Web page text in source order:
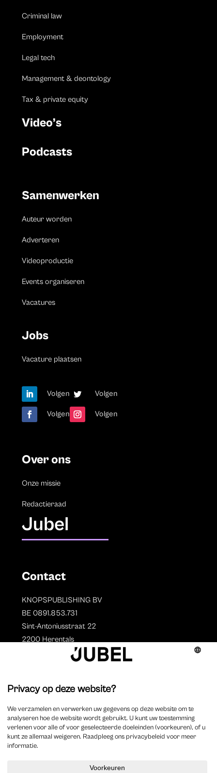
Criminal law
Employment
Legal tech
Management & deontology
Tax & private equity
Video’s
Podcasts
Samenwerken
Auteur worden
Adverteren
Videoproductie
Events organiseren
Vacatures
Jobs
Vacature plaatsen
Volgen Volgen
Volgen Volgen
Over ons
Onze missie
Redactieraad
Jubel
Contact
KNOPSPUBLISHING BV
BE 0891.853.731
Sint-Antoniusstraat 22
2200 Herentals
Auteurs
Overzicht auteurs
Auteur worden?